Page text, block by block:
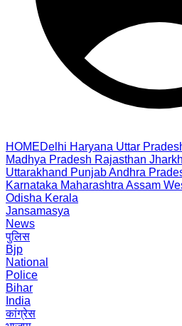
HOMEDelhi Haryana Uttar
Madhya Pradesh Rajasthan
Uttarakhand PunjabAndhra
Karnataka Maharashtra Assam
Odisha Kerala
Jansamasya
News
पुलिस
Bjp
National
Police
Bihar
India
कांग्रेस